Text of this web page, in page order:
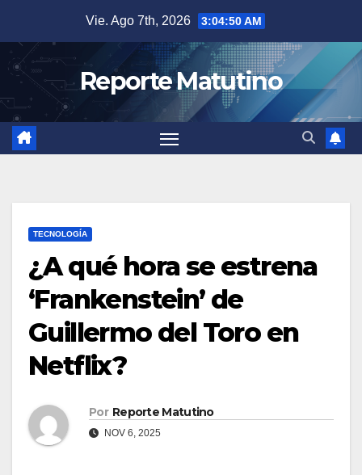
contenido
Vie. Ago 7th, 2026 3:04:51 AM
Reporte Matutino
TECNOLOGÍA
¿A qué hora se estrena
‘Frankenstein’ de
Guillermo del Toro en
Netflix?
Por Reporte Matutino
NOV 6, 2025